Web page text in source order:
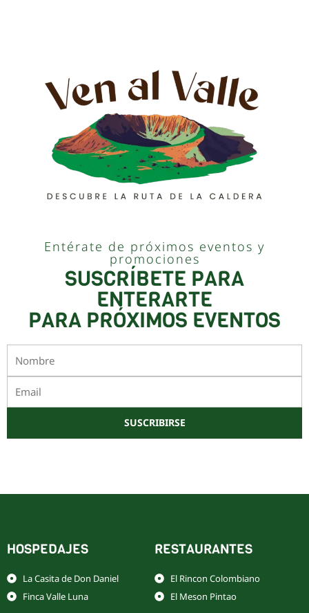
Entérate de próximos eventos y
promociones
SUSCRÍBETE PARA
ENTERARTE
PARA PRÓXIMOS EVENTOS
SUSCRIBIRSE
HOSPEDAJES
La Casita de Don Daniel
Finca Valle Luna
RESTAURANTES
El Rincon Colombiano
El Meson Pintao